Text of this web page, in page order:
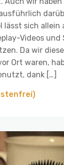
lässt sich allein
Videos und
Da wir
Ort waren,
dank […]